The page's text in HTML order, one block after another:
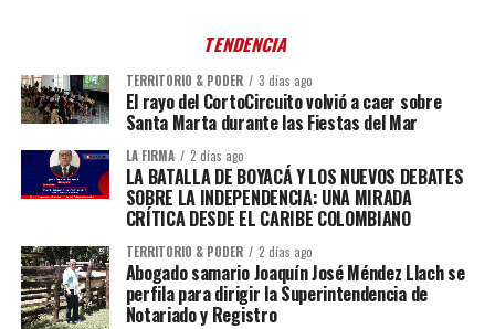
TENDENCIA
TERRITORIO & PODER 3 días ago
El rayo del CortoCircuito volvió a caer sobre
Santa Marta durante las Fiestas del Mar
LA FIRMA 2 días ago
LA BATALLA DE BOYACÁ Y LOS NUEVOS DEBATES
SOBRE LA INDEPENDENCIA: UNA MIRADA
CRÍTICA DESDE EL CARIBE COLOMBIANO
TERRITORIO & PODER 2 días ago
Abogado samario Joaquín José Méndez Llach se
perfila para dirigir la Superintendencia de
Notariado y Registro